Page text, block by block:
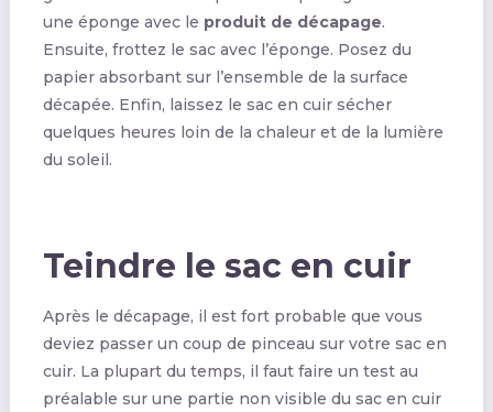
une éponge avec le produit de décapage.
Ensuite, frottez le sac avec l’éponge. Posez du
papier absorbant sur l’ensemble de la surface
décapée. Enfin, laissez le sac en cuir sécher
quelques heures loin de la chaleur et de la lumière
du soleil.
Teindre le sac en cuir
Après le décapage, il est fort probable que vous
deviez passer un coup de pinceau sur votre sac en
cuir. La plupart du temps, il faut faire un test au
préalable sur une partie non visible du sac en cuir